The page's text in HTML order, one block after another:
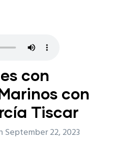
con
con
Tiscar
September 22, 2023